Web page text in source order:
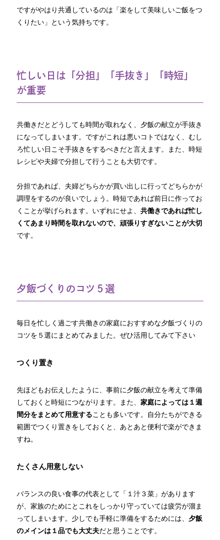
ですがやはり共通しているのは「楽をして美味しいご飯をつ
くりたい」という気持ちです。
忙しい日は「分担」「手抜き」「時短」
が重要
共働きだとどうしても時間が取れなく、夕飯の献立が手抜き
になってしまいます。ですがこれは悪いコトではなく、むし
ろ忙しい日こそ手抜きをするべきだと言えます。また、時短
レシピや夫婦で分担して行うことも大切です。
分担であれば、夫婦どちらかが買い出しに行ってどちらかが
調理をするのが良いでしょう。時短であれば前日に作ってお
くことが挙げられます。いずれにせよ、共働きであれば忙し
くてあまり時間を取れないので、頑張りすぎないことが大切
です。
夕飯づくりのコツ５選
毎日を忙しく過ごす共働きの家庭におすすめな夕飯づくりの
コツを５選にまとめてみました。ぜひ活用してみて下さい
つくり置き
先ほどもお伝えしたように、事前に夕飯の献立を考えて準備
しておくと時短につながります。また、家庭によっては１週
間分をまとめて用意することも多いです。自分たちができる
範囲でつくり置きをしておくと、あとあと便利で楽ができま
すね。
たくさん用意しない
バランスの良い食事の代表として「１汁３菜」があります
が、家族のためにとこれをしっかり守っていては疲労が溜ま
ってしまいます。少しでも手軽に準備をするためには、 夕飯
のメインは１品でも大丈夫だと思うことです。